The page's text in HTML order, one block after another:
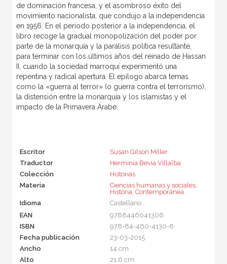
de dominación francesa, y el asombroso éxito del
movimiento nacionalista, que condujo a la independencia
en 1956. En el periodo posterior a la independencia, el
libro recoge la gradual monopolización del poder por
parte de la monarquía y la parálisis política resultante,
para terminar con los últimos años del reinado de Hassan
II, cuando la sociedad marroquí experimentó una
repentina y radical apertura. El epílogo abarca temas
como la «guerra al terror» (o guerra contra el terrorismo),
la distensión entre la monarquía y los islamistas y el
impacto de la Primavera Árabe.
Escritor
Susan Gilson Miller
Traductor
Herminia Bevia Villalba
Colección
Historias
Materia
Ciencias humanas y sociales,
Historia Contemporánea
Idioma
Castellano
EAN
9788446041306
ISBN
978-84-460-4130-6
Fecha publicación
23-03-2015
Ancho
14 cm
Alto
21.6 cm